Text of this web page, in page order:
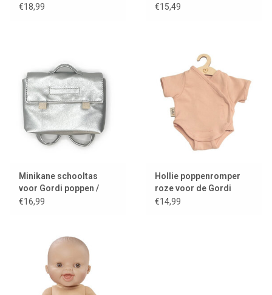
€18,99
€15,49
Minikane schooltas
voor Gordi poppen /
zilver
€16,99
Hollie poppenromper
roze voor de Gordi
poppen
€14,99